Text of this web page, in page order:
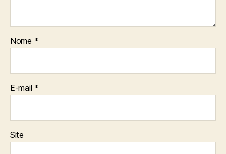
Nome *
E-mail *
Site